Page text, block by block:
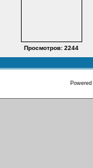
Просмотров: 2244